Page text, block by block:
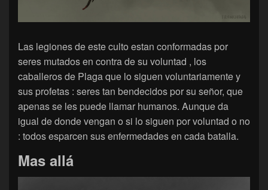
Las legiones de este culto estan conformadas por
seres mutados en contra de su voluntad , los
caballeros de Plaga que lo siguen voluntariamente y
sus profetas : seres tan bendecidos por su señor, que
apenas se les puede llamar humanos. Aunque da
igual de donde vengan o si lo siguen por voluntad o no
: todos esparcen sus enfermedades en cada batalla.
Mas allá